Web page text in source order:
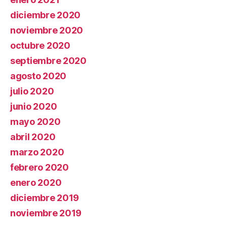
diciembre 2020
noviembre 2020
octubre 2020
septiembre 2020
agosto 2020
julio 2020
junio 2020
mayo 2020
abril 2020
marzo 2020
febrero 2020
enero 2020
diciembre 2019
noviembre 2019